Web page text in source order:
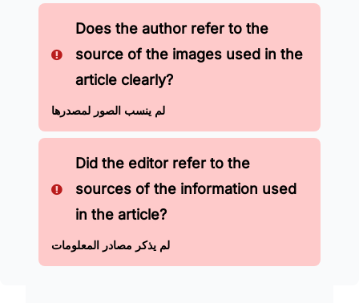
Does the author refer to the
source of the images used in the
article clearly?
لم ينسب الصور لمصدرها
Did the editor refer to the
sources of the information used
in the article?
لم يذكر مصادر المعلومات